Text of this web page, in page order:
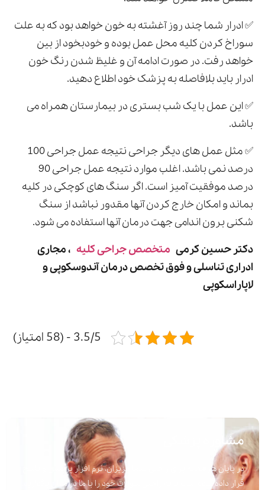
✅ ادرار شما چند روز آغشته به خون خواهد بود که به علت
سوراخ کردن کلیه محل عمل بوده و خودبخود از بین
خواهد رفت. در صورت ادامه آن و غلیظ شدن رنگ خون
ادرار باید بلافاصله به پزشک خود اطلاع دهید.
✅ این عمل با یک شب بستری در بیمارستان همراه می
باشد.
✅ مثل عمل های دیگر جراحی نتیجه عمل جراحی 100
درصد نمی باشد. اغلب موارد نتیجه عمل جراحی 90
درصد موفقیت آمیز است. اگر سنگ های کوچکی در کلیه
بماند و امکان خارج کردن آنها مقدور نباشد از سنگ
شکنی برون اندامی جهت درمان آنها استفاده می شود.
دکتر حسین کرمی متخصص جراحی کلیه ، مجاری
ادراری تناسلی و فوق تخصص درمان آندوسکوپی و
لاپاراسکوپی
3.5/5 - (58 امتیاز)
مشاوره پزشکی
در پایان هر مقاله برای راحتی شما عزیزان، نرم افزار پرسش و پاسخ
قرار داده شده است تا به راحتی سوالات خود را با ما در میان بگذارید.